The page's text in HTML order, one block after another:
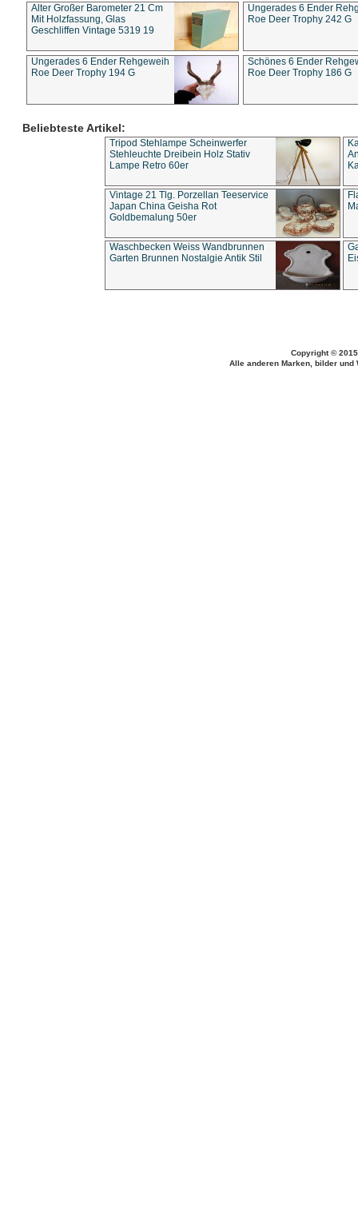
Alter Großer Barometer 21 Cm
Mit Holzfassung, Glas
Geschliffen Vintage 5319 19
Ungerades 6 Ender
Roe Deer Trophy 242 G
Ungerades 6 Ender Rehgeweih
Roe Deer Trophy 194 G
Schönes 6 Ender
Roe Deer Trophy 186 G
Beliebteste Artikel:
Tripod Stehlampe Scheinwerfer
Stehleuchte Dreibein Holz Stativ
Lampe Retro 60er
Vintage 21 Tlg. Porzellan Teeservice
Japan China Geisha Rot
Goldbemalung 50er
Waschbecken Weiss Wandbrunnen
Garten Brunnen Nostalgie Antik Stil
Copyright ©
Alle anderen Marken, bilder und